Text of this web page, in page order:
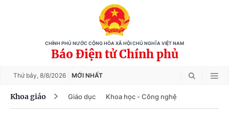
CHÍNH PHỦ NƯỚC CỘNG HÒA XÃ HỘI CHỦ NGHĨA VIỆT NAM
Báo Điện tử Chính phủ
Thứ bảy, 8/8/2026 MỚI NHẤT
Khoa giáo Giáo dục Khoa học - Công nghệ